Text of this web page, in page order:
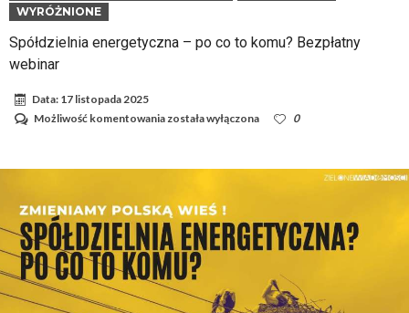
WYRÓŻNIONE
Spółdzielnia energetyczna – po co to komu? Bezpłatny
webinar
Data: 17 listopada 2025
Możliwość komentowania Spółdzielnia
komu? Bezpłatny
webinar
została wyłączona 0